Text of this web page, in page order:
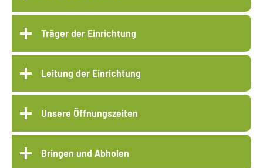
Träger der Einrichtung
Leitung der Einrichtung
Unsere Öffnungszeiten
Bringen und Abholen